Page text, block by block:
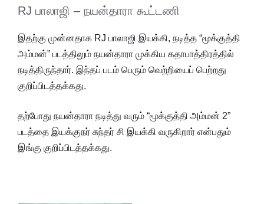
RJ பாலாஜி – நயன்தாரா கூட்டணி
இதற்கு முன்னதாக RJ பாலாஜி இயக்கி, நடித்த “மூக்குத்தி
அம்மன்” படத்திலும் நயன்தாரா முக்கிய கதாபாத்திரத்தில்
நடித்திருந்தார். இந்தப் படம் பெரும் வெற்றியைப் பெற்றது
குறிப்பிடத்தக்கது.
தற்போது நயன்தாரா நடித்து வரும் “மூக்குத்தி அம்மன் 2”
படத்தை இயக்குநர் சுந்தர் சி இயக்கி வருகிறார் என்பதும்
இங்கு குறிப்பிடத்தக்கது.